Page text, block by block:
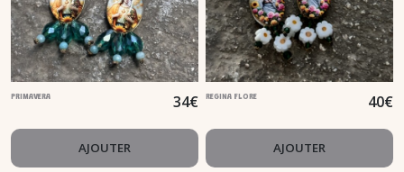
PRIMAVERA 34€
AJOUTER
REGINA FLORE 40€
AJOUTER